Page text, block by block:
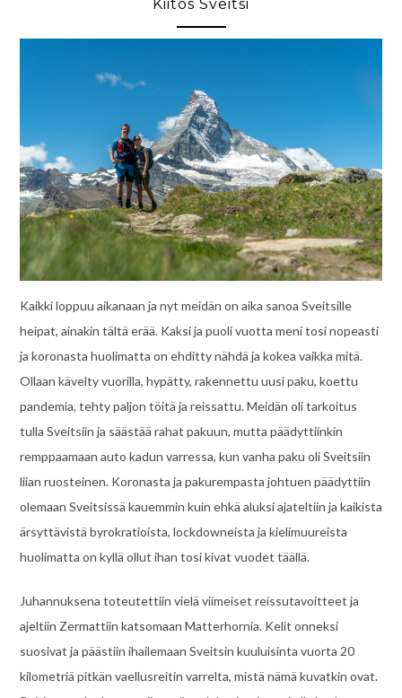
Kiitos Sveitsi
Kaikki loppuu aikanaan ja nyt meidän on aika sanoa Sveitsille
heipat, ainakin tältä erää. Kaksi ja puoli vuotta meni tosi nopeasti
ja koronasta huolimatta on ehditty nähdä ja kokea vaikka mitä.
Ollaan kävelty vuorilla, hypätty, rakennettu uusi paku, koettu
pandemia, tehty paljon töitä ja reissattu. Meidän oli tarkoitus
tulla Sveitsiin ja säästää rahat pakuun, mutta päädyttiinkin
remppaamaan auto kadun varressa, kun vanha paku oli Sveitsiin
liian ruosteinen. Koronasta ja pakurempasta johtuen päädyttiin
olemaan Sveitsissä kauemmin kuin ehkä aluksi ajateltiin ja kaikista
ärsyttävistä byrokratioista, lockdowneista ja kielimuureista
huolimatta on kyllä ollut ihan tosi kivat vuodet täällä.
Juhannuksena toteutettiin vielä viimeiset reissutavoitteet ja
ajeltiin Zermattiin katsomaan Matterhornia. Kelit onneksi
suosivat ja päästiin ihailemaan Sveitsin kuuluisinta vuorta 20
kilometriä pitkän vaellusreitin varrelta, mistä nämä kuvatkin ovat.